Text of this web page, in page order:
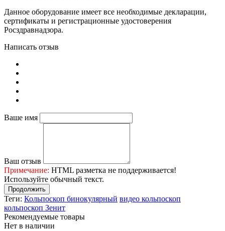
Данное оборудование имеет все необходимые декларации,
сертификаты и регистрационные удостоверения
Росздравнадзора.
Написать отзыв
Ваше имя
Ваш отзыв
Примечание: HTML разметка не поддерживается!
Используйте обычный текст.
Продолжить
Теги: Кольпоскоп бинокулярный видео кольпоскоп
кольпоскоп Зенит
Рекомендуемые товары
Нет в наличии